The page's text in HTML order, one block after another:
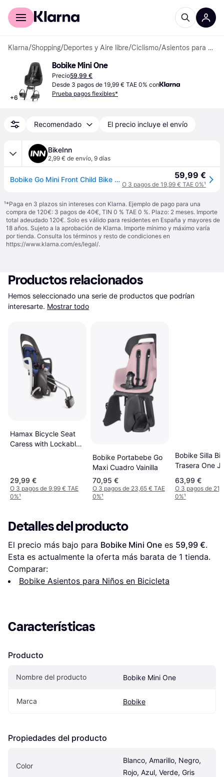
Comprar con Klarna
Klarna/Shopping/Deportes y Aire libre/Ciclismo/ Asientos para Niños en Bicicleta
+6
Bobike Mini One
Precio59,99 €
Desde 3 pagos de 19,99 € TAE 0% con
Prueba pagos flexibles*
Recomendado El precio incluye el envío
BikeInn
2,99 € de envío, 9 días
Bobike Go Mini Front Child Bike Seat Azul Max 15 kg Niño 59,99 €
O 3 pagos de 19,99 € TAE 0%¹
¹*Paga en 3 plazos sin intereses con Klarna. Ejemplo de pago para una
compra de 120€: 3 pagos de 40€, TIN 0 % TAE 0 %. Plazo: 2 meses. Importe
total adeudado 120€. Solo es válido para residentes en España y mayores de
18 años. Sujeto a la aprobación de Klarna. Importe mínimo y máximo varía
por tienda. Consulta los términos y resto de condiciones en
https://www.klarna.com/es/legal/.
Productos relacionados
Hemos seleccionado una serie de productos que podrían
interesarte. Mostrar todo
Hamax Bicycle Seat
Caress with Lockable
29,99 €
O 3 pagos de 9,99 € TAE
0%¹
Bobike Portabebe Go
Maxi Cuadro Vainilla
70,95 €
O 3 pagos de 23,65 € TAE
0%¹
Bobike Silla
Trasera One
63,99 €
O 3 pagos de
0%¹
Detalles del producto
El precio más bajo para Bobike Mini One es 59,99 €.
Esta es actualmente la oferta más barata de 1 tienda.
Comparar:
Bobike Asientos para Niños en Bicicleta
Características
Producto
Nombre del producto Bobike Mini One
Marca Bobike
Propiedades del producto
Color
Blanco, Amarillo, Negro,
Rojo, Azul, Verde, Gris